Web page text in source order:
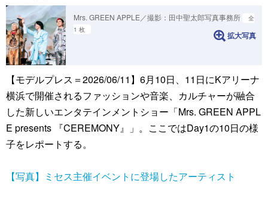
Mrs. GREEN APPLE／撮影：田中聖太郎写真事務所
全
1 枚
拡大写真
【モデルプレス＝2026/06/11】6月10日、11日にKアリーナ
横浜で開催されるファッションや音楽、カルチャーが融合
した新しいエンタテインメントショー「Mrs. GREEN APPL
E presents 『CEREMONY』」。ここではDay1の10日の様
子をレポートする。
【写真】ミセス主催イベントに登場したアーティスト